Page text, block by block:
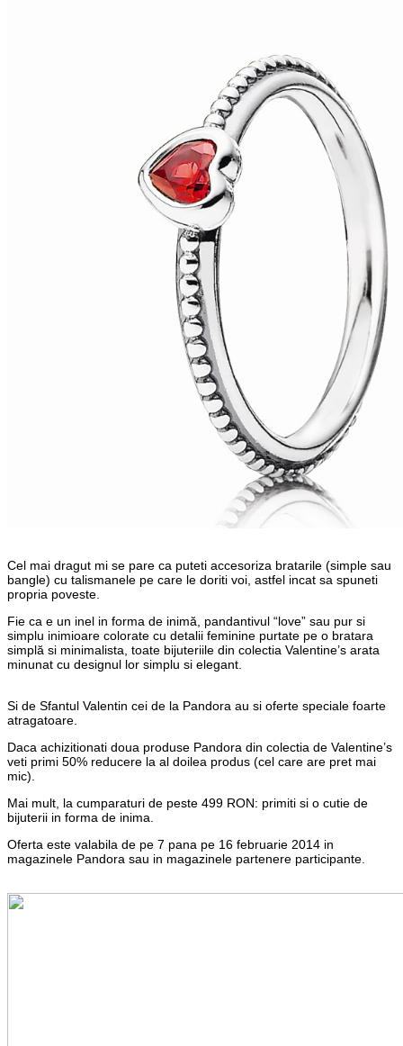
Cel mai dragut mi se pare ca puteti accesoriza bratarile (simple sau
bangle) cu talismanele pe care le doriti voi, astfel incat sa spuneti
propria poveste.
Fie ca e un inel in forma de inimă, pandantivul “love” sau pur si
simplu inimioare colorate cu detalii feminine purtate pe o bratara
simplă si minimalista, toate bijuteriile din colectia Valentine’s arata
minunat cu designul lor simplu si elegant.
Si de Sfantul Valentin cei de la Pandora au si oferte speciale foarte
atragatoare.
Daca achizitionati doua produse Pandora din colectia de Valentine’s
veti primi 50% reducere la al doilea produs (cel care are pret mai
mic).
Mai mult, la cumparaturi de peste 499 RON: primiti si o cutie de
bijuterii in forma de inima.
Oferta este valabila de pe 7 pana pe 16 februarie 2014 in
magazinele Pandora sau in magazinele partenere participante.